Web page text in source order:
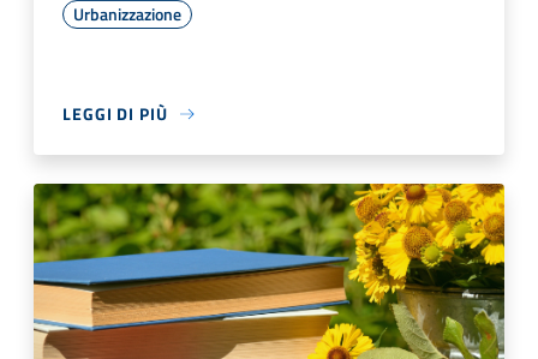
Urbanizzazione
LEGGI DI PIÙ